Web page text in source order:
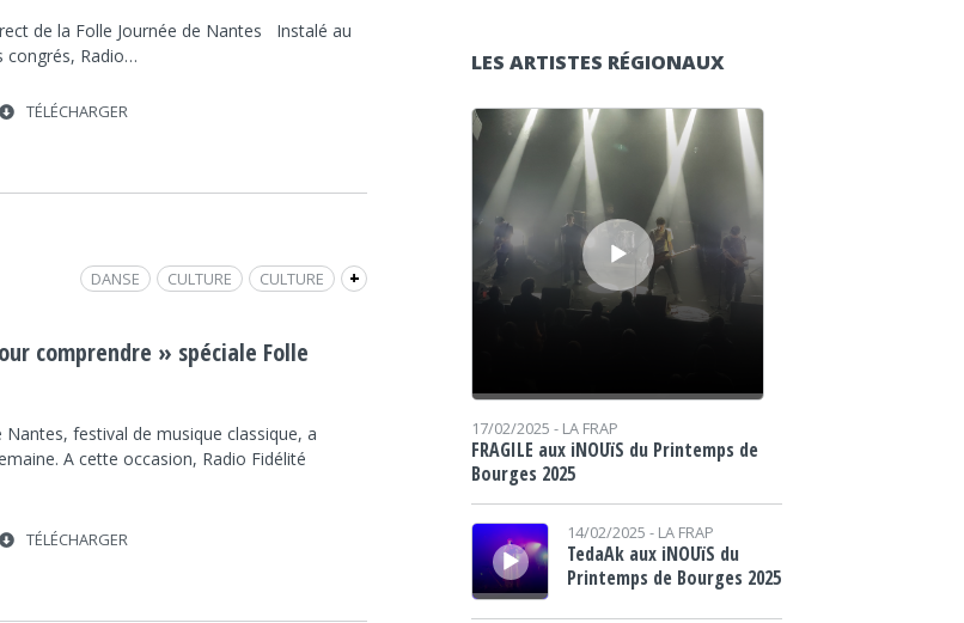
MUSIQUE CLASSIQUE
PATRICK BARBIER
de la Folle Journée de Nantes Instalé au
congrés, Radio…
TÉLÉCHARGER
+
CULTURE
CULTURE
DANSE
JACQUES RICOT
JÉRÔME ROSSI
MUSIQUE
comprendre » spéciale Folle
Nantes, festival de musique classique, a
A cette occasion, Radio Fidélité
TÉLÉCHARGER
LES ARTISTES RÉGIONAUX
Lecteur audio
17/02/2025 - LA FRAP
FRAGILE aux iNOUïS du Printemps de
Bourges 2025
Lecteur audio
14/02/2025 - LA FRAP
TedaAk aux iNOUïS du
Printemps de Bourges 2025